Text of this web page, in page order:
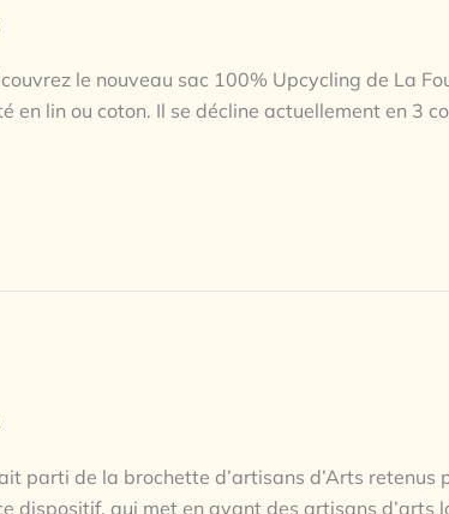
le nouveau sac 100% Upcycling de La
en lin ou coton. Il se décline actuellement en 3
parti de la brochette d’artisans d’Arts
dispositif, qui met en avant des artisans d’arts